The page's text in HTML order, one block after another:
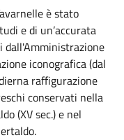
è stato
e di un’accurata
dall'Amministrazione
iconografica (dal
raffigurazione
conservati nella
(XV sec.) e nel